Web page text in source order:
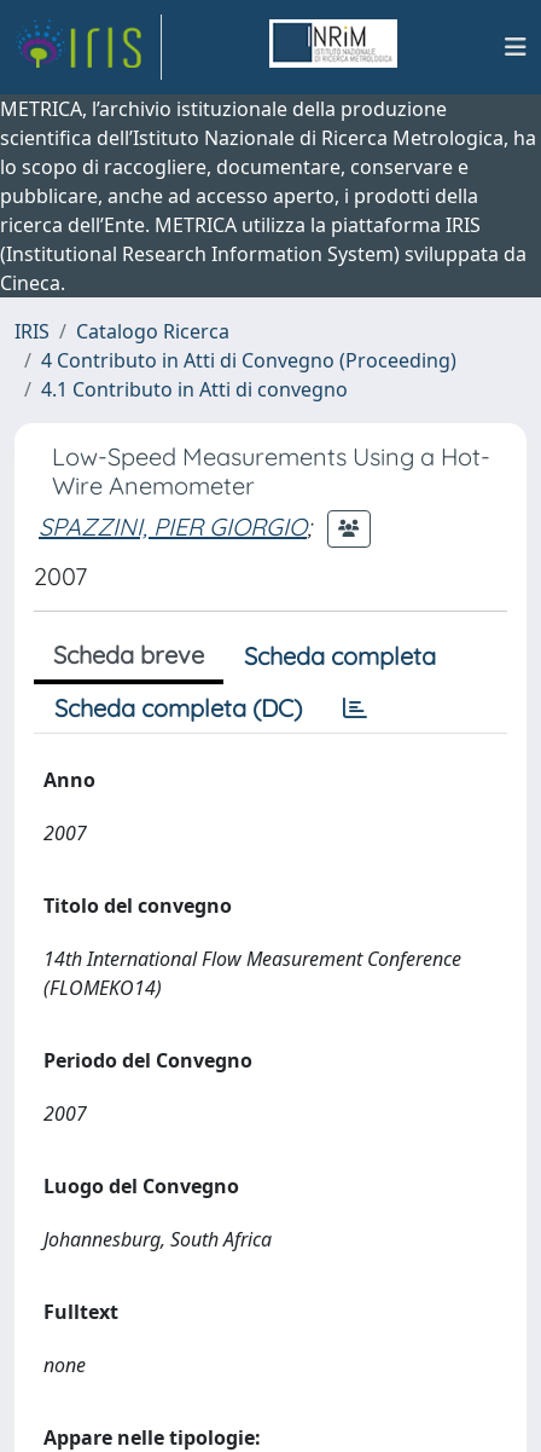
METRICA, l’archivio istituzionale della produzione
scientifica dell’Istituto Nazionale di Ricerca Metrologica, ha
lo scopo di raccogliere, documentare, conservare e
pubblicare, anche ad accesso aperto, i prodotti della
ricerca dell’Ente. METRICA utilizza la piattaforma IRIS
(Institutional Research Information System) sviluppata da
Cineca.
IRIS
Catalogo Ricerca
4 Contributo in Atti di Convegno (Proceeding)
4.1 Contributo in Atti di convegno
Low-Speed Measurements Using a Hot-
Wire Anemometer
SPAZZINI, PIER GIORGIO;
2007
Scheda breve
Scheda completa
Scheda completa (DC)
Anno
2007
Titolo del convegno
14th International Flow Measurement Conference
(FLOMEKO14)
Periodo del Convegno
2007
Luogo del Convegno
Johannesburg, South Africa
Fulltext
none
Appare nelle tipologie: